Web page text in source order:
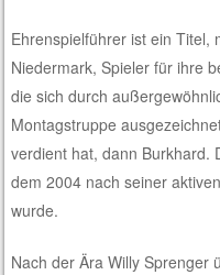
Ehrenspielführer ist ein Titel,
Niedermark, Spieler für ihre
die sich durch
Montagstruppe
verdient hat, dann Burkhard.
dem 2004 nach seiner
wurde.
Nach der Ära Willy Sprenger